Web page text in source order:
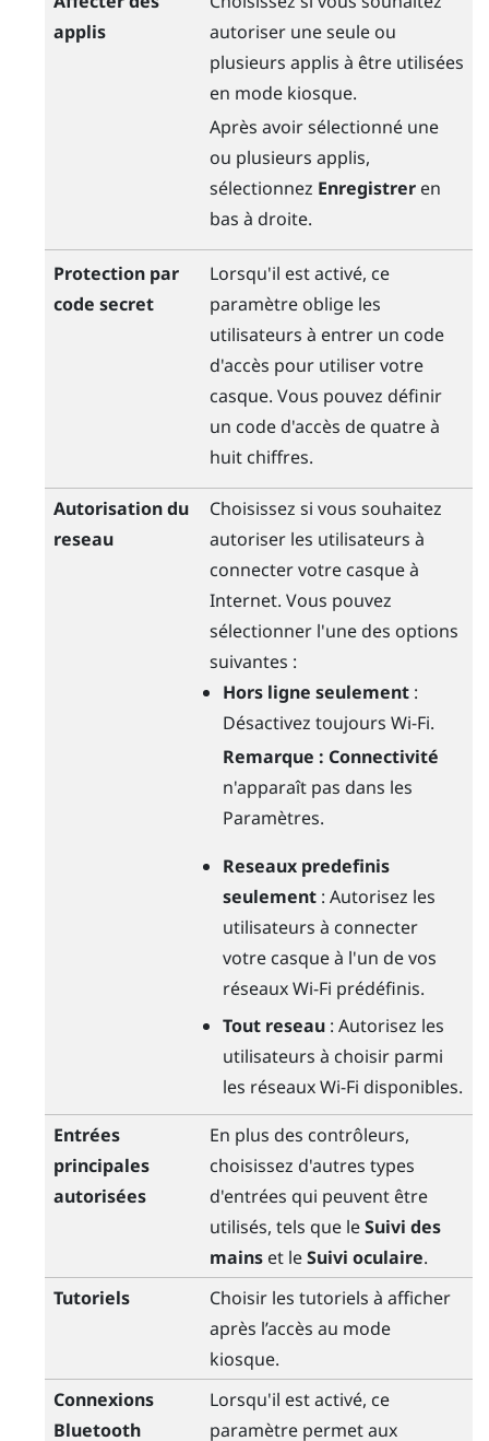
applis
autoriser une seule ou
plusieurs applis à être utilisées
en mode kiosque.
Après avoir sélectionné une
ou plusieurs applis,
sélectionnez Enregistreren
bas à droite.
Protection par
code secret
Lorsqu'il est activé, ce
paramètre oblige les
utilisateurs à entrer un code
d'accès pour utiliser votre
casque. Vous pouvez définir
un code d'accès de quatre à
huit chiffres.
Autorisation du
reseau
Choisissez si vous souhaitez
autoriser les utilisateurs à
connecter votre casque à
Internet. Vous pouvez
sélectionner l'une des options
suivantes :
Hors ligne seulement :
Désactivez toujoursWi-Fi.
Remarque : Connectivité
n'apparaît pas dans les
Paramètres.
Reseaux predefinis
seulement : Autorisez les
utilisateurs à connecter
votre casque à l'un de vos
réseauxWi-Fi prédéfinis.
Tout reseau : Autorisez les
utilisateurs à choisir parmi
les réseauxWi-Fi disponibles.
Entrées
principales
autorisées
En plus des contrôleurs,
choisissez d'autres types
d'entrées qui peuvent être
utilisés, tels que leSuivi des
mainset leSuivi oculaire.
Tutoriels
Choisir les tutoriels à afficher
après l’accès au mode
kiosque.
Connexions
Bluetooth
Lorsqu'il est activé, ce
paramètre permet aux